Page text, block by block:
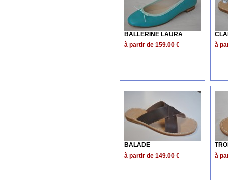
BALLERINE LAURA
à partir de 159.00 €
à
BALADE
à partir de 149.00 €
à